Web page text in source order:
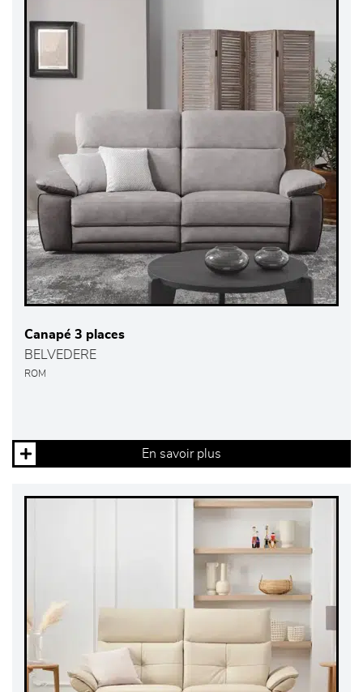
Canapé 3 places
BELVEDERE
ROM
En savoir plus